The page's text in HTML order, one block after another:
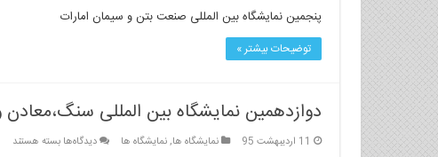
نمایشگاه
و
سیمان
امارات
پنجمین نمایشگاه بین المللی صنعت بتن و سیمان امارات
توضیحات بیشتر »
دوازدهمین نمایشگاه بین المللی سنگ،معادن
11 اردیبهشت 95 نمایشگاه ها,نمایشگاه ها دیدگاه‌ها برای
بسته هستند